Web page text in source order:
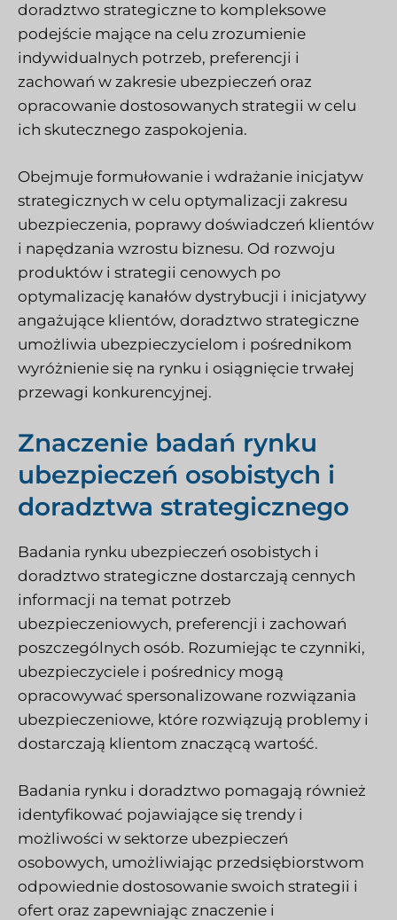
doradztwo strategiczne to kompleksowe
podejście mające na celu zrozumienie
indywidualnych potrzeb, preferencji i
zachowań w zakresie ubezpieczeń oraz
opracowanie dostosowanych strategii w celu
ich skutecznego zaspokojenia.
Obejmuje formułowanie i wdrażanie inicjatyw
strategicznych w celu optymalizacji zakresu
ubezpieczenia, poprawy doświadczeń klientów
i napędzania wzrostu biznesu. Od rozwoju
produktów i strategii cenowych po
optymalizację kanałów dystrybucji i inicjatywy
angażujące klientów, doradztwo strategiczne
umożliwia ubezpieczycielom i pośrednikom
wyróżnienie się na rynku i osiągnięcie trwałej
przewagi konkurencyjnej.
Znaczenie badań rynku
ubezpieczeń osobistych i
doradztwa strategicznego
Badania rynku ubezpieczeń osobistych i
doradztwo strategiczne dostarczają cennych
informacji na temat potrzeb
ubezpieczeniowych, preferencji i zachowań
poszczególnych osób. Rozumiejąc te czynniki,
ubezpieczyciele i pośrednicy mogą
opracowywać spersonalizowane rozwiązania
ubezpieczeniowe, które rozwiązują problemy i
dostarczają klientom znaczącą wartość.
Badania rynku i doradztwo pomagają również
identyfikować pojawiające się trendy i
możliwości w sektorze ubezpieczeń
osobowych, umożliwiając przedsiębiorstwom
odpowiednie dostosowanie swoich strategii i
ofert oraz zapewniając znaczenie i